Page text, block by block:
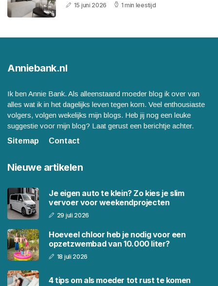
15 juni 2026 1 min leestijd
Anniebank.nl
Ik ben Annie Bank. Als alleenstaand moeder blog ik over van
alles wat ik in het dagelijks leven tegen kom. Veel enthousiaste
volgers, volgen wekelijks mijn blogs. Heb jij nog een leuke
suggestie voor mijn blog? Laat gerust een berichtje achter.
Sitemap
Contact
Nieuwe artikelen
Je eigen auto te klein? Zo kies je slim
vervoer voor weekendprojecten
29 juli 2026
Hoeveel chloor heb je nodig voor een
opzetzwembad van 10.000 liter?
18 juli 2026
4 tips om als moeder tot rust te komen